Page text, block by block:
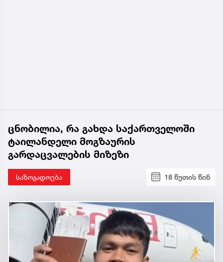
ცნობილია, რა გახდა საქართველოში
ტაილანდელი მოგზაურის
გარდაცვალების მიზეზი
საზოგადოება 18 წუთის წინ